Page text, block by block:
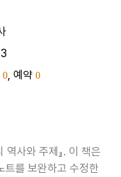
0 , 예약 0
역사와 주제』. 이 책은
트를 보완하고 수정한